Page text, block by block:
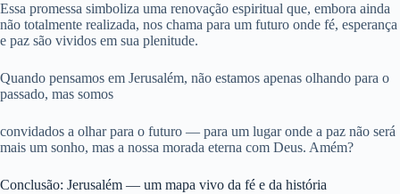
Essa promessa simboliza uma renovação espiritual que, embora ainda
não totalmente realizada, nos chama para um futuro onde fé, esperança
e paz são vividos em sua plenitude.
Quando pensamos em Jerusalém, não estamos apenas olhando para o
passado, mas somos
convidados a olhar para o futuro — para um lugar onde a paz não será
mais um sonho, mas a nossa morada eterna com Deus. Amém?
Conclusão: Jerusalém — um mapa vivo da fé e da história